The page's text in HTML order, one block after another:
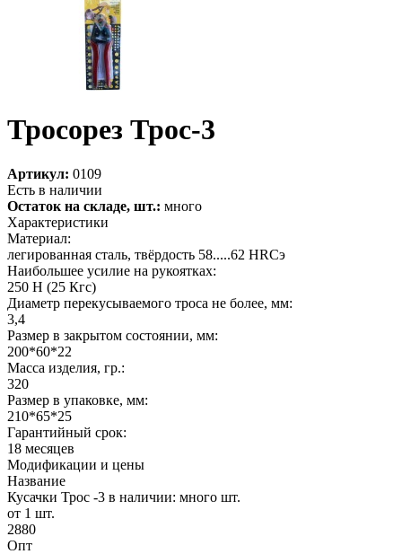
Тросорез Трос-3
Артикул: 0109
Есть в наличии
Остаток на складе, шт.: много
Характеристики
Материал:
легированная сталь, твёрдость 58.....62 HRCэ
Наибольшее усилие на рукоятках:
250 Н (25 Кгс)
Диаметр перекусываемого троса не более, мм:
3,4
Размер в закрытом состоянии, мм:
200*60*22
Масса изделия, гр.:
320
Размер в упаковке, мм:
210*65*25
Гарантийный срок:
18 месяцев
Модификации и цены
Название
Кусачки Трос -3 в наличии: много шт.
от 1 шт.
2880
Опт